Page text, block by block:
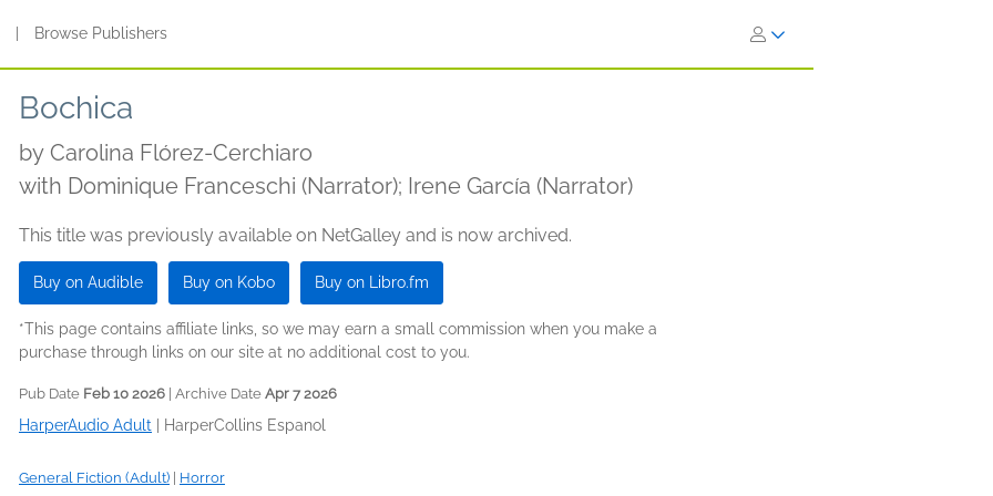
Browse Publishers
Bochica
by Carolina Flórez-Cerchiaro
with Dominique Franceschi (Narrator); Irene García (Narrator)
This title was previously available on NetGalley and is now archived.
Buy on Audible Buy on Kobo Buy on Libro.fm
*This page contains affiliate links, so we may earn a small commission when you make a
purchase through links on our site at no additional cost to you.
Pub Date Feb 10 2026 | Archive Date Apr 7 2026
HarperAudio Adult HarperCollins Espanol
General Fiction (Adult) Horror